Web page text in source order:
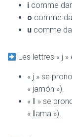
i comme
o comme
u comme
Les lettres « j
« j » se
« jamón »).
« ll » se
« llama »).